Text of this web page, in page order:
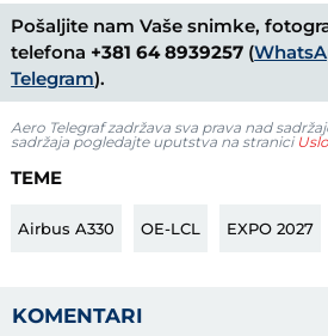
Pošaljite nam Vaše snimke,
telefona +381 64 8939257 (
Telegram).
Aero Telegraf zadržava sva prava nad
sadržaja pogledajte uputstva na stranici
TEME
Airbus A330 OE-LCL EXPO 2027
KOMENTARI